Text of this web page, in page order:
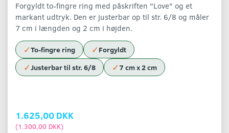
Forgyldt to-fingre ring med påskriften "Love" og et
markant udtryk. Den er justerbar op til str. 6/8 og måler
7 cm i længden og 2 cm i højden.
✓To-fingre ring ✓Forgyldt
✓Justerbar til str. 6/8 ✓7 cm x 2 cm
1.625,00 DKK
(1.300,00 DKK)